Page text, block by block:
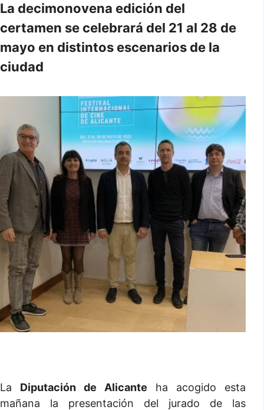
La decimonovena edición del
certamen se celebrará del 21 al 28 de
mayo en distintos escenarios de la
ciudad
La Diputación de Alicante ha acogido esta
mañana la presentación del jurado de las